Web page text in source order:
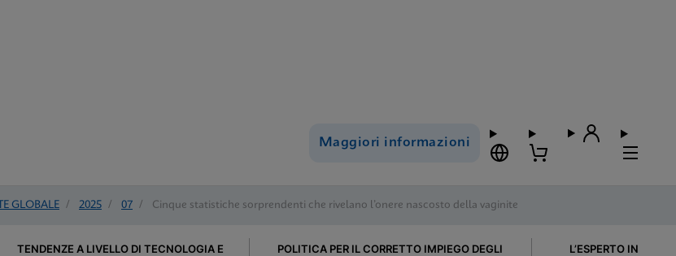
Maggiori informazioni
GLOBALE / 2025 / 07 / Cinque statistiche sorprendenti che rivelano l’onere nascosto della vaginite
TENDENZE A LIVELLO DI TECNOLOGIA E
POLITICA PER IL CORRETTO IMPIEGO DEGLI
L’ESPERTO IN